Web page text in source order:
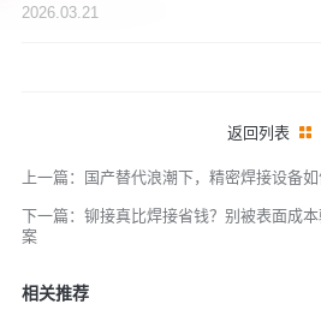
2026.03.21
上一篇：国产替代浪潮下，精密焊接设备
返回列表
下一篇：铆接真比焊接省钱？别被表面成
案
相关推荐